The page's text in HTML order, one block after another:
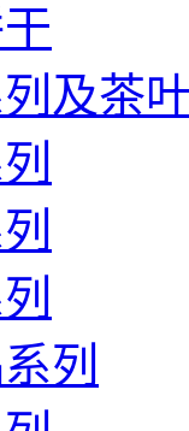
及茶
列